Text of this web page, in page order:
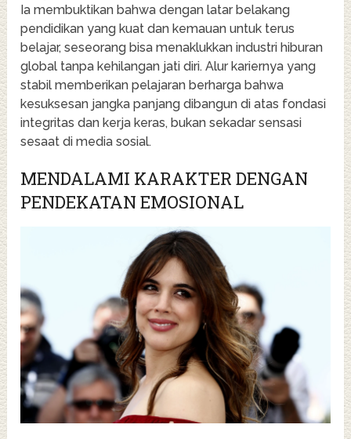
Ia membuktikan bahwa dengan latar belakang
pendidikan yang kuat dan kemauan untuk terus
belajar, seseorang bisa menaklukkan industri hiburan
global tanpa kehilangan jati diri. Alur kariernya yang
stabil memberikan pelajaran berharga bahwa
kesuksesan jangka panjang dibangun di atas fondasi
integritas dan kerja keras, bukan sekadar sensasi
sesaat di media sosial.
MENDALAMI KARAKTER DENGAN
PENDEKATAN EMOSIONAL